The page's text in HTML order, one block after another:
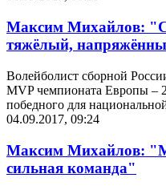
Максим Михайлов:
тяжёлый,
Волейболист сборной
MVP чемпионата Европы –
победного для
04.09.2017, 09:24
Максим Михайлов:
сильная команда"